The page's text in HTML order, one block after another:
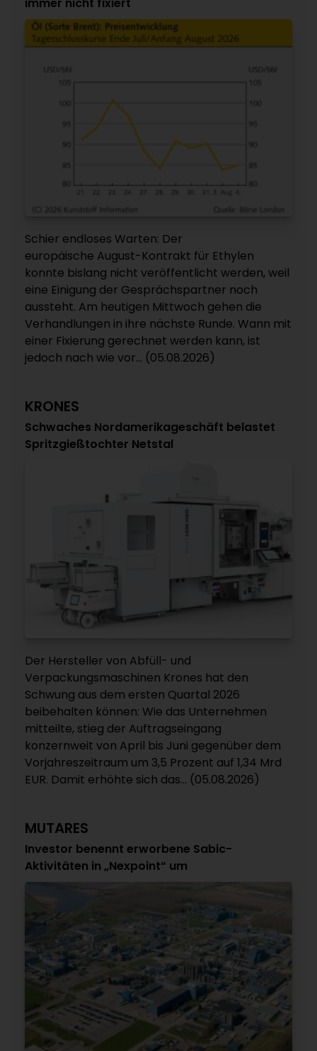
Schier endloses Warten: Der
europäische August-Kontrakt für Ethylen
konnte bislang nicht veröffentlicht werden, weil
eine Einigung der Gesprächspartner noch
aussteht. Am heutigen Mittwoch gehen die
Verhandlungen in ihre nächste Runde. Wann mit
einer Fixierung gerechnet werden kann, ist
jedoch nach wie vor... (05.08.2026)
KRONES
Schwaches Nordamerikageschäft belastet
Spritzgießtochter Netstal
Der Hersteller von Abfüll- und
Verpackungsmaschinen Krones hat den
Schwung aus dem ersten Quartal 2026
beibehalten können: Wie das Unternehmen
mitteilte, stieg der Auftragseingang
konzernweit von April bis Juni gegenüber dem
Vorjahreszeitraum um 3,5 Prozent auf 1,34 Mrd
EUR. Damit erhöhte sich das... (05.08.2026)
MUTARES
Investor benennt erworbene Sabic-
Aktivitäten in „Nexpoint“ um